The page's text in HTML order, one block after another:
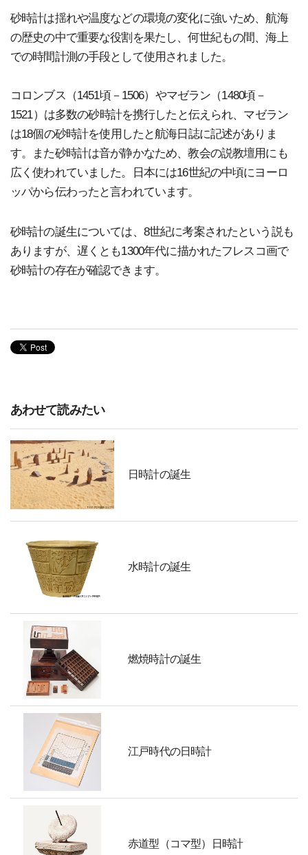
砂時計は揺れや温度などの環境の変化に強いため、航海
の歴史の中で重要な役割を果たし、何世紀もの間、海上
での時間計測の手段として使用されました。
コロンブス（1451頃－1506）やマゼラン（1480頃－
1521）は多数の砂時計を携行したと伝えられ、マゼラン
は18個の砂時計を使用したと航海日誌に記述がありま
す。また砂時計は音が静かなため、教会の説教壇用にも
広く使われていました。日本には16世紀の中頃にヨーロ
ッパから伝わったと言われています。
砂時計の誕生については、8世紀に考案されたという説も
ありますが、遅くとも1300年代に描かれたフレスコ画で
砂時計の存在が確認できます。
あわせて読みたい
日時計の誕生
水時計の誕生
燃焼時計の誕生
江戸時代の日時計
赤道型（コマ型）日時計